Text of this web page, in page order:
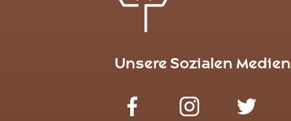
Unsere Sozialen Medien